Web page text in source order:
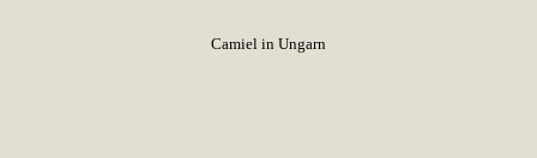
Camiel in Ungarn